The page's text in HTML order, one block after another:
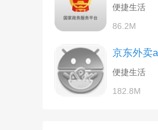
便捷生活
86.2M
京东外卖
便捷生活
182.8M